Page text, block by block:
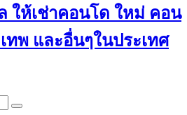
ให้เช่าคอนโด ใหม่ คอน
ทพ และอื่นๆในประเทศ